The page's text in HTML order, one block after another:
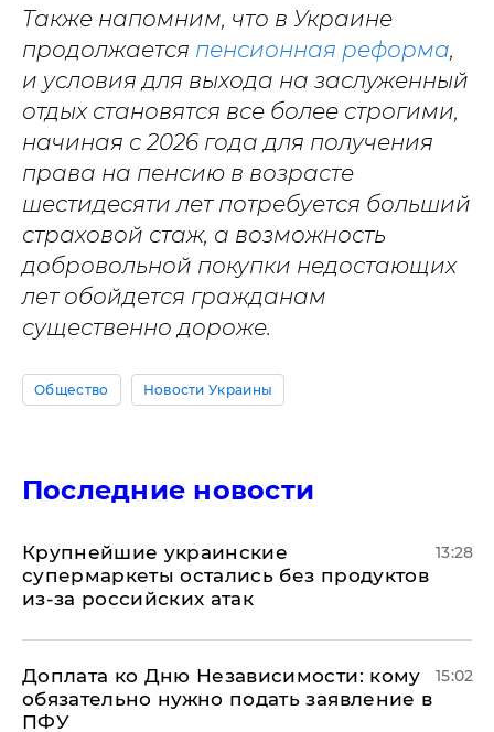
Также напомним, что в Украине
продолжается пенсионная реформа,
и условия для выхода на заслуженный
отдых становятся все более строгими,
начиная с 2026 года для получения
права на пенсию в возрасте
шестидесяти лет потребуется больший
страховой стаж, а возможность
добровольной покупки недостающих
лет обойдется гражданам
существенно дороже.
Общество Новости Украины
Последние новости
Крупнейшие украинские
супермаркеты остались без продуктов
из-за российских атак
13:28
Доплата ко Дню Независимости: кому
обязательно нужно подать заявление в
ПФУ
15:02